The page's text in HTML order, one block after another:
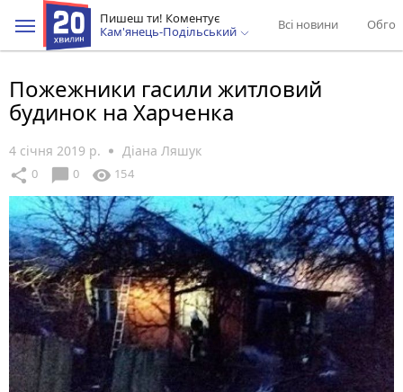
Пишеш ти! Коментує
Кам'янець-Подільський
Всі новини
Пожежники гасили житловий
будинок на Харченка
4 січня 2019 р. Діана Ляшук
share 0 chat_bubble 0 visibility 154